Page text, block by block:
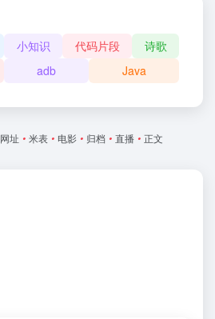
小知识 代码片段
诗歌
adb Java
网址 • 米表 • 电影 • 归档 • 直播 • 正文